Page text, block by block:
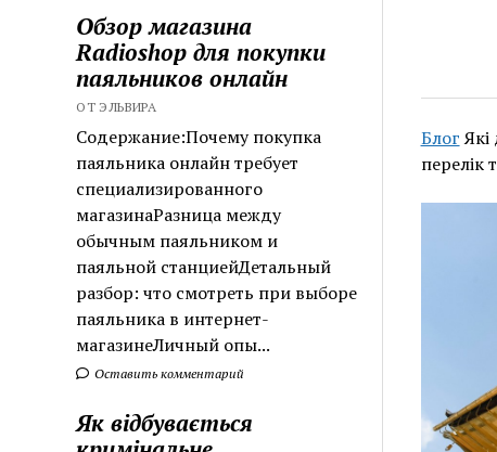
Обзор магазина
Radioshop для покупки
паяльников онлайн
ОТ ЭЛЬВИРА
Содержание:Почему покупка
паяльника онлайн требует
специализированного
магазинаРазница между
обычным паяльником и
паяльной станциейДетальный
разбор: что смотреть при выборе
паяльника в интернет-
магазинеЛичный опы...
Оставить комментарий
Як відбувається
Блог Які
перелік